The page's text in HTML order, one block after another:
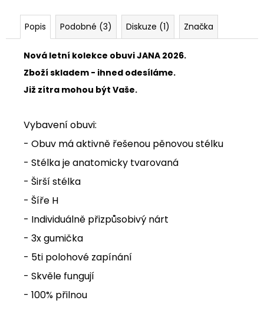
Popis Podobné (3) Diskuze (1) Značka
Nová letní kolekce obuvi JANA 2026.
Zboží skladem - ihned odesíláme.
Již zítra mohou být Vaše.
Vybavení obuvi:
- Obuv má aktivně řešenou pěnovou stélku
- Stélka je anatomicky tvarovaná
- Širší stélka
- Šíře H
- Individuálně přizpůsobivý nárt
- 3x gumička
- 5ti polohové zapínání
- Skvěle fungují
- 100% přilnou